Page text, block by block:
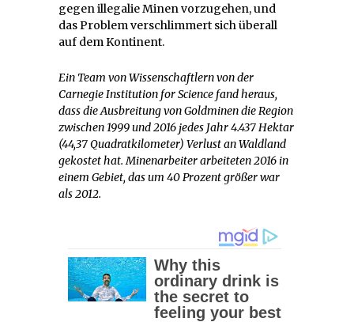
gegen illegalie Minen vorzugehen, und
das Problem verschlimmert sich überall
auf dem Kontinent.
Ein Team von Wissenschaftlern von der
Carnegie Institution for Science fand heraus,
dass die Ausbreitung von Goldminen die Region
zwischen 1999 und 2016 jedes Jahr 4.437 Hektar
(44,37 Quadratkilometer) Verlust an Waldland
gekostet hat. Minenarbeiter arbeiteten 2016 in
einem Gebiet, das um 40 Prozent größer war
als 2012.